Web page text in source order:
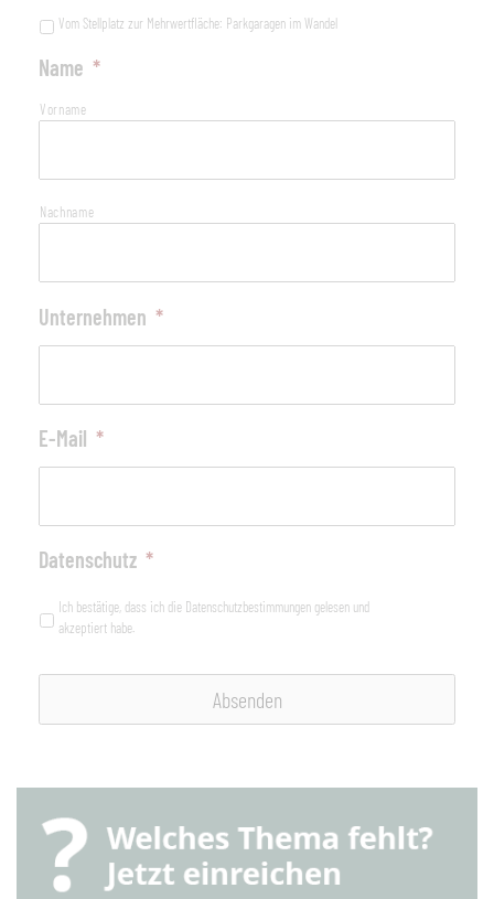
Vom Stellplatz zur Mehrwertfläche: Parkgaragen im Wandel
Name *
Vorname
Nachname
Unternehmen *
E-Mail *
Datenschutz *
Ich bestätige, dass ich die Datenschutzbestimmungen gelesen und
akzeptiert habe.